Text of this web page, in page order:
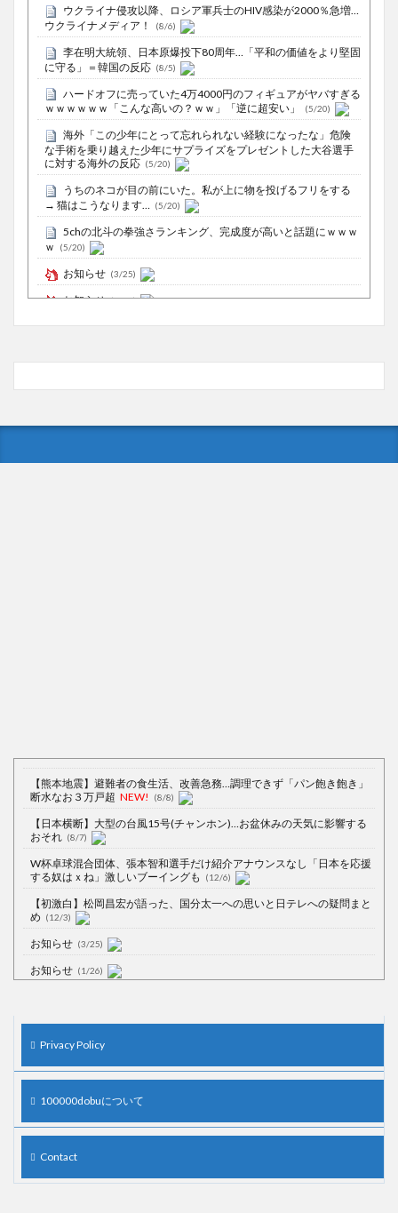
ウクライナ侵攻以降、ロシア軍兵士のHIV感染が2000％急増…
ウクライナメディア！
(8/6)
李在明大統領、日本原爆投下80周年…「平和の価値をより堅固
に守る」＝韓国の反応 (8/5)
ハードオフに売っていた4万4000円のフィギュアがヤバすぎる
ｗｗｗｗｗｗ「こんな高いの？ｗｗ」「逆に超安い」
(5/20)
海外「この少年にとって忘れられない経験になったな」危険
な手術を乗り越えた少年にサプライズをプレゼントした大谷選手
に対する海外の反応 (5/20)
うちのネコが目の前にいた。私が上に物を投げるフリをする
→ 猫はこうなります… (5/20)
5chの北斗の拳強さランキング、完成度が高いと話題にｗｗｗ
ｗ
(5/20)
お知らせ (3/25)
お知らせ (1/26)
顔20点、体80点と評価されていた女子学生が男子学生らの性
【熊本地震】避難者の食生活、改善急務…調理できず「パン飽き飽き」
断水なお３万戸超 NEW! (8/8)
【日本横断】大型の台風15号(チャンホン)…お盆休みの天気に影響する
おそれ (8/7)
W杯卓球混合団体、張本智和選手だけ紹介アナウンスなし「日本を応援
する奴はｘね」激しいブーイングも
(12/6)
【初激白】松岡昌宏が語った、国分太一への思いと日テレへの疑問まと
め (12/3)
お知らせ (3/25)
お知らせ (1/26)
(7/13)
Privacy Policy
100000dobuについて
Contact